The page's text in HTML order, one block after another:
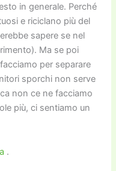
in generale. Perché
e riciclano più del
sapere se nel
Ma se poi
per separare
sporchi non serve
non ce ne facciamo
più, ci sentiamo un
.